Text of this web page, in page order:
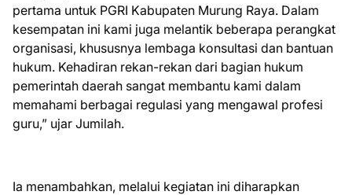
pertama untuk PGRI Kabupaten Murung Raya. Dalam
kesempatan ini kami juga melantik beberapa perangkat
organisasi, khususnya lembaga konsultasi dan bantuan
hukum. Kehadiran rekan-rekan dari bagian hukum
pemerintah daerah sangat membantu kami dalam
memahami berbagai regulasi yang mengawal profesi
guru,” ujar Jumilah.
Ia menambahkan, melalui kegiatan ini diharapkan